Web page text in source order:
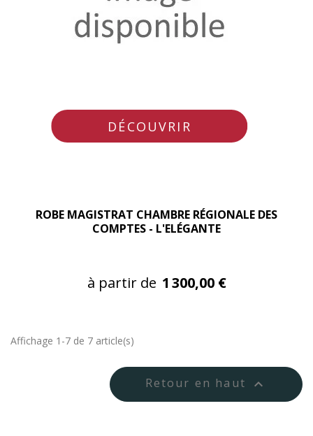
DÉCOUVRIR
ROBE MAGISTRAT CHAMBRE RÉGIONALE DES
COMPTES - L'ELÉGANTE
à partir de 1 300,00 €
Affichage 1-7 de 7 article(s)
Retour en haut 